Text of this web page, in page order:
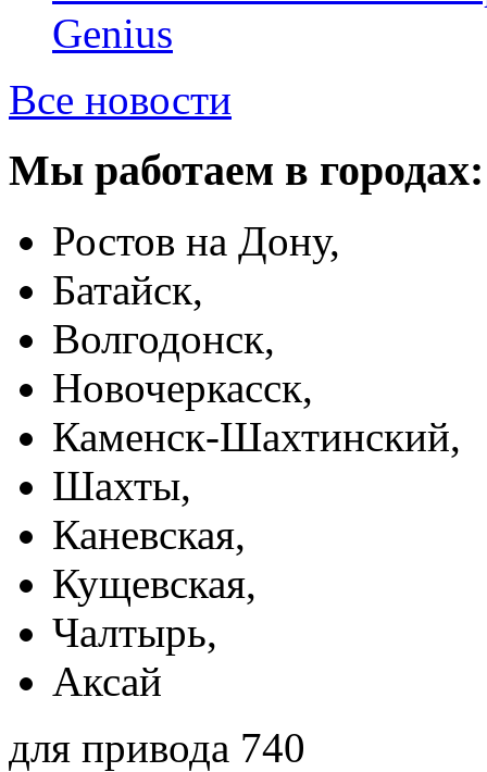
Genius
Все новости
Мы работаем в городах:
Ростов на Дону,
Батайск,
Волгодонск,
Новочеркасск,
Каменск-Шахтинский,
Шахты,
Каневская,
Кущевская,
Чалтырь,
Аксай
для привода 740